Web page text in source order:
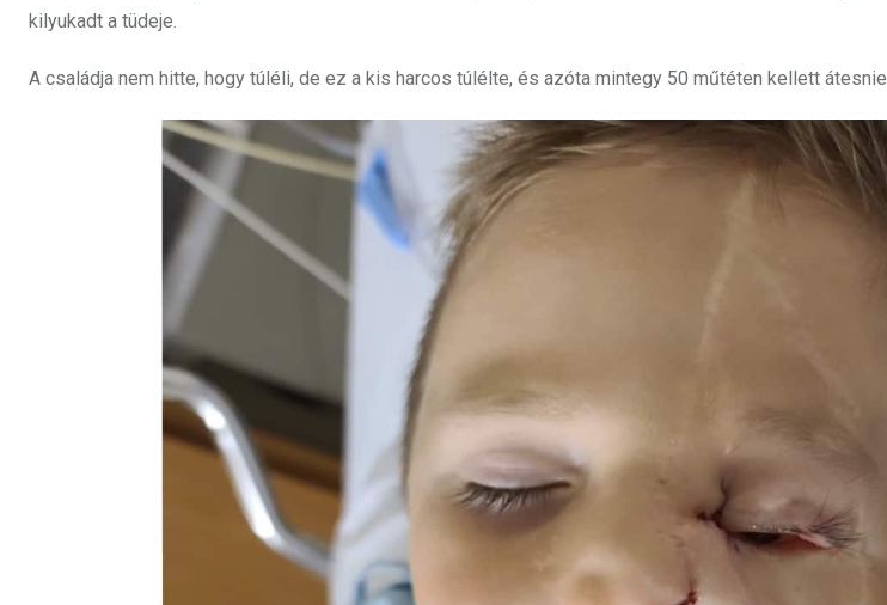
kilyukadt a tüdeje.
A családja nem hitte, hogy túléli, de ez a kis harcos túlélte, és azóta mintegy 50 műtéten kellett átesnie.